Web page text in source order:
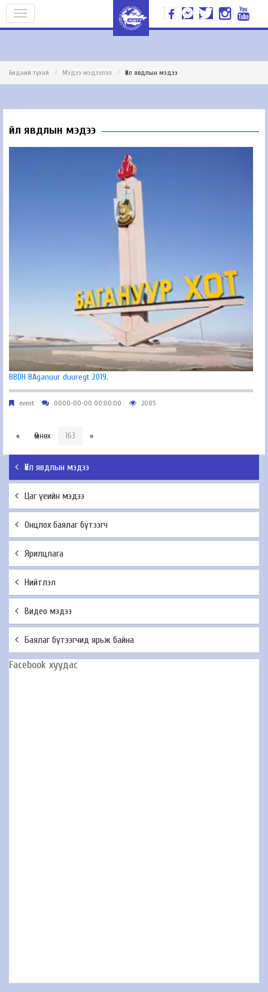
Бидний тухай Мэдээ мэдээлэл Үйл явдлын мэдээ
Үйл явдлын мэдээ
BBDH BAganuur duuregt 2019.
event 0000-00-00 00:00:00 2085
« Өмнөх 163 »
Үйл явдлын мэдээ
Цаг үеийн мэдээ
Онцлох баялаг бүтээгч
Ярилцлага
Нийтлэл
Видео мэдээ
Баялаг бүтээгчид ярьж байна
Facebook хуудас